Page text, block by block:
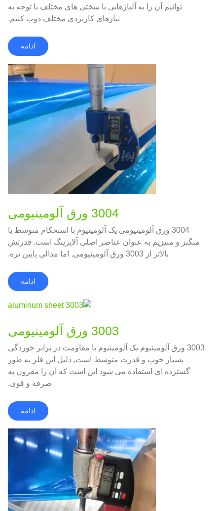
توانیم آن را به آلیاژهایی با سختی های مختلف با توجه به
نیازهای کاربردی مختلف ذوب کنیم.
ادامه
3004 ورق آلومینیومی
3004 ورق آلومینیومی یک آلومینیوم با استحکام متوسط با
منگنز و منیزیم به عنوان عناصر اصلی آلایزینگ است. قدرتش
بالاتر از 3003 ورق آلومینیومی, اما مدالي پايين تره.
ادامه
3003 ورق آلومینیومی
3003 ورق آلومینیوم یک آلومینیوم با مقاومت در برابر خوردگی
بسیار خوب و قدرت متوسط است, دلیل این فلز به طور
گسترده ای استفاده می شود این است که آن را مقرون به
صرفه و قوی.
ادامه